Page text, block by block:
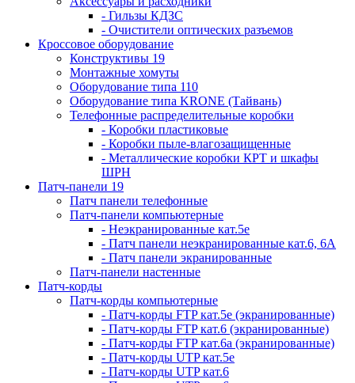
- Гильзы КДЗС
- Очистители оптических разъемов
Кроссовое оборудование
Конструктивы 19
Монтажные хомуты
Оборудование типа 110
Оборудование типа KRONE (Тайвань)
Телефонные распределительные коробки
- Коробки пластиковые
- Коробки пыле-влагозащищенные
- Металлические коробки КРТ и шкафы
ШРН
Патч-панели 19
Патч панели телефонные
Патч-панели компьютерные
- Неэкранированные кат.5е
- Патч панели неэкранированные кат.6, 6А
- Патч панели экранированные
Патч-панели настенные
Патч-корды
Патч-корды компьютерные
- Патч-корды FTP кат.5е (экранированные)
- Патч-корды FTP кат.6 (экранированные)
- Патч-корды FTP кат.6а (экранированные)
- Патч-корды UTP кат.5е
- Патч-корды UTP кат.6